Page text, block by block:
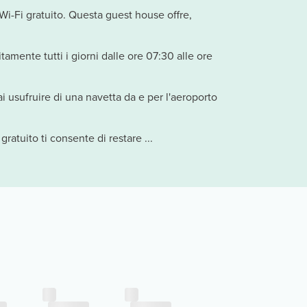
Fi gratuito. Questa guest house offre,
tutti i giorni dalle ore 07:30 alle ore
usufruire di una navetta da e per l'aeroporto
ti consente di restare ...